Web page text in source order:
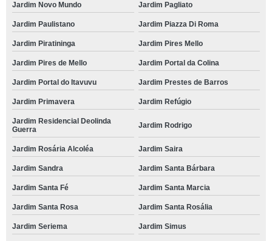
Jardim Novo Mundo Jardim Pagliato
Jardim Paulistano Jardim Piazza Di Roma
Jardim Piratininga Jardim Pires Mello
Jardim Pires de Mello Jardim Portal da Colina
Jardim Portal do Itavuvu Jardim Prestes de Barros
Jardim Primavera Jardim Refúgio
Jardim Residencial Deolinda
Guerra
Jardim Rodrigo
Jardim Rosária Alcoléa Jardim Saira
Jardim Sandra Jardim Santa Bárbara
Jardim Santa Fé Jardim Santa Marcia
Jardim Santa Rosa Jardim Santa Rosália
Jardim Seriema Jardim Simus